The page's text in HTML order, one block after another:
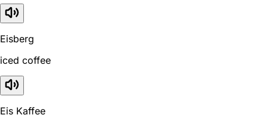
Eisberg
iced coffee
Eis Kaffee